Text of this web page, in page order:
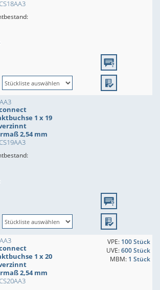
1 x 19
2,54 mm
1 x 20
2,54 mm
VPE: 100 Stück
UVE:600 Stück
MBM: 1 Stück